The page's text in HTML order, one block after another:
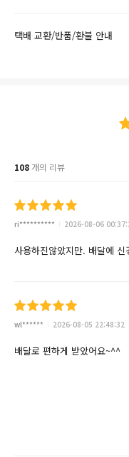
택배 교환/반품/환불 안내
108개의 리뷰
ri********** 2026-08-06
사용하진않았지만. 배달에
wl****** 2026-08-05 22:48:32
배달로 편하게 받았어요~^^